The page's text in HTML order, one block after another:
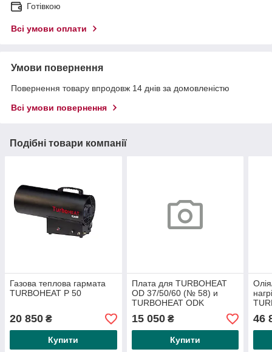
Готівкою
Всі умови оплати
Умови повернення
Повернення товару впродовж 14 днів за домовленістю
Всі умови повернення
Подібні товари компанії
Газова теплова гармата
TURBOHEAT P 50
20 850 ₴
Купити
Плата для TURBOHEAT
OD 37/50/60 (№ 58) и
TURBOHEAT ODK
22/32/52 (№ 55)
15 050₴
Купити
46